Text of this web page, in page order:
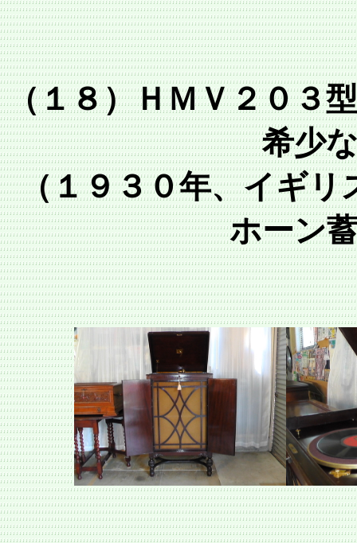
（１８）ＨＭＶ２０３
希少
（１９３０年、イギリ
ホーン